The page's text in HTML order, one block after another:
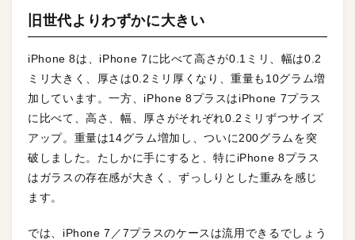
旧世代よりわずかに大きい
iPhone 8は、iPhone 7に比べて高さが0.1ミリ、幅は0.2
ミリ大きく、厚さは0.2ミリ厚くなり、重量も10グラム増
加しています。一方、iPhone 8プラスはiPhone 7プラス
に比べて、高さ、幅、厚さがそれぞれ0.2ミリずつサイズ
アップ。重量は14グラム増加し、ついに200グラムを突
破しました。たしかに手にすると、特にiPhone 8プラス
はガラスの存在感が大きく、ずっしりとした重みを感じ
ます。
では、iPhone 7／7プラスのケースは流用できるでしょう